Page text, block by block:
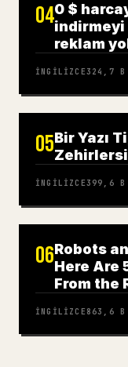
040 $
indirmeyi
reklam
İNGILIZCE324,7 B
05Bir Yazı
İNGILIZCE399,6 B
06Robots
Here Are
From the
İNGILIZCE 863,6 B